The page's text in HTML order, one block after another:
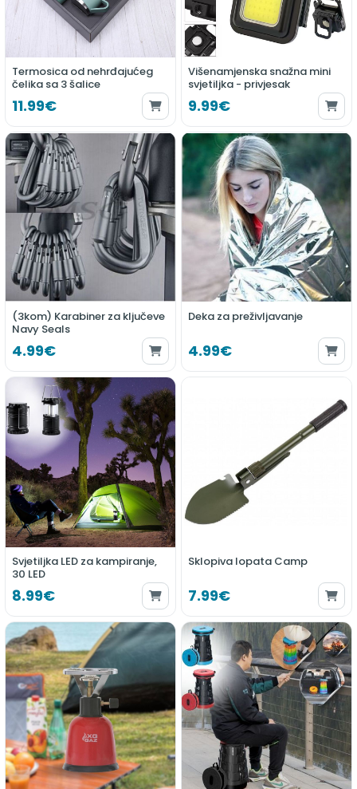
Termosica od nehrđajućeg
čelika sa 3 šalice
11.99€
Višenamjenska snažna mini
svjetiljka - privjesak
9.99€
(3kom) Karabiner za ključeve
Navy Seals
4.99€
Deka za preživljavanje
4.99€
Svjetiljka LED za kampiranje,
30 LED
8.99€
Sklopiva lopata Camp
7.99€